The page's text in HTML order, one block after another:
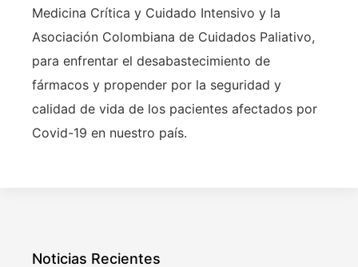
Medicina Crítica y Cuidado Intensivo y la
Asociación Colombiana de Cuidados Paliativo,
para enfrentar el desabastecimiento de
fármacos y propender por la seguridad y
calidad de vida de los pacientes afectados por
Covid-19 en nuestro país.
Noticias Recientes